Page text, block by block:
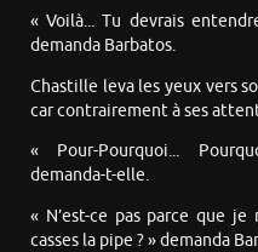
« Voilà... Tu devrais
demanda Barbatos.
Chastille leva les yeux vers
car contrairement à ses
« Pour-Pourquoi...
demanda-t-elle.
« N’est-ce pas parce que je
casses la pipe ? » demanda